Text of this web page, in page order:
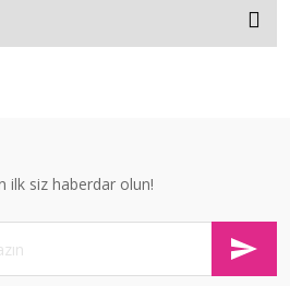
ilk siz haberdar olun!